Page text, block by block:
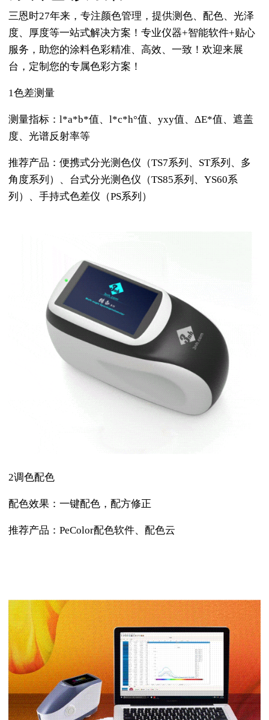
三恩时27年来，专注颜色管理，提供测色、配色、光泽
度、厚度等一站式解决方案！专业仪器+智能软件+贴心
服务，助您的涂料色彩精准、高效、一致！欢迎来展
台，定制您的专属色彩方案！
1色差测量
测量指标：l*a*b*值、l*c*h°值、yxy值、ΔE*值、遮盖
度、光谱反射率等
推荐产品：便携式分光测色仪（TS7系列、ST系列、多
角度系列）、台式分光测色仪（TS85系列、YS60系
列）、手持式色差仪（PS系列）
2调色配色
配色效果：一键配色，配方修正
推荐产品：PeColor配色软件、配色云